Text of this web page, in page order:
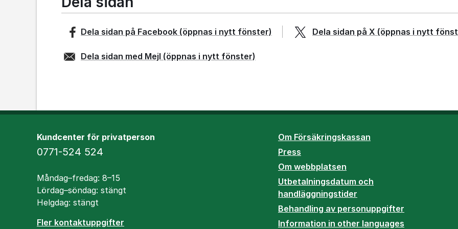
Dela sidan på Facebook (öppnas i nytt fönster) Dela sidan på X (öppnas i nytt
Dela sidan med Mejl (öppnas i nytt fönster)
Kundcenter för privatperson
Telefon
0771-524 524
Öppettider
Måndag–fredag: 8–15
Lördag–söndag: stängt
Helgdag: stängt
Fler kontaktuppgifter
Om Försäkringskassan
Press
Om webbplatsen
Utbetalningsdatum och
handläggningstider
Behandling av personuppgifter
Information in other languages